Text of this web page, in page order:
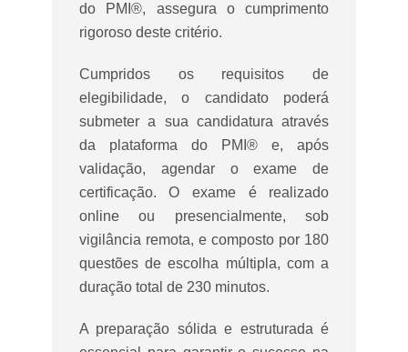
do PMI®, assegura o cumprimento
rigoroso deste critério.
Cumpridos os requisitos de
elegibilidade, o candidato poderá
submeter a sua candidatura através
da plataforma do PMI® e, após
validação, agendar o exame de
certificação. O exame é realizado
online ou presencialmente, sob
vigilância remota, e composto por 180
questões de escolha múltipla, com a
duração total de 230 minutos.
A preparação sólida e estruturada é